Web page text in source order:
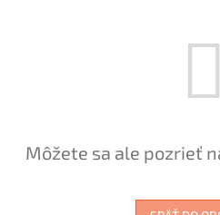
Môžete sa ale pozrieť